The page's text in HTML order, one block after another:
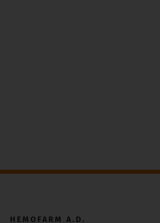
HEMOFARM A.D.